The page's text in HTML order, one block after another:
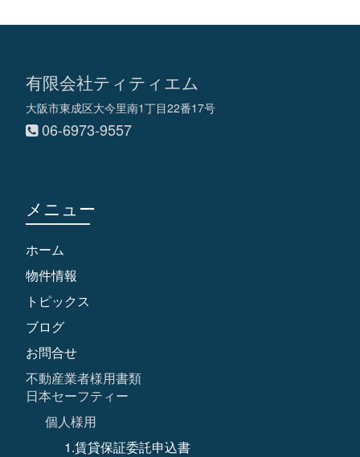
有限会社ティティエム
大阪市東成区大今里南1丁目22番17号
06-6973-9557
メニュー
ホーム
物件情報
トピックス
ブログ
お問合せ
不動産業者様用書類
日本セーフティー
個人様用
1.賃貸保証委託申込書